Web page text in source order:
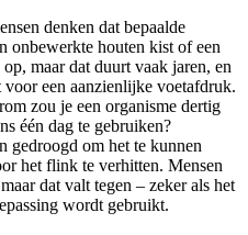
denken dat bepaalde
onbewerkte houten kist of een
maar dat duurt vaak jaren, en
een aanzienlijke voetafdruk.
zou je een organisme dertig
één dag te gebruiken?
gedroogd om het te kunnen
het flink te verhitten. Mensen
dat valt tegen – zeker als het
wordt gebruikt.